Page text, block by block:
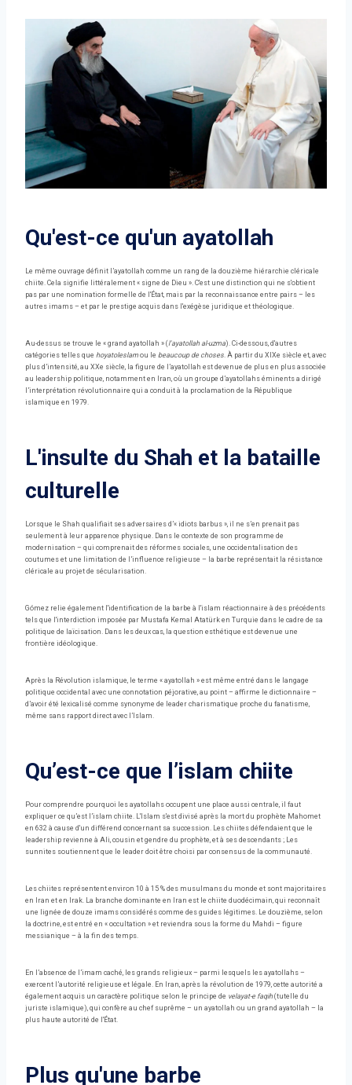
Qu'est-ce qu'un ayatollah
Le même ouvrage définit l’ayatollah comme un rang de la douzième hiérarchie cléricale
chiite. Cela signifie littéralement « signe de Dieu ». C'est une distinction qui ne s'obtient
pas par une nomination formelle de l'État, mais par la reconnaissance entre pairs – les
autres imams – et par le prestige acquis dans l'exégèse juridique et théologique.
Au-dessus se trouve le « grand ayatollah » ( l'ayatollah al-uzma). Ci-dessous, d'autres
catégories telles que hoyatoleslam ou le beaucoup de choses . À partir du XIXe siècle et, avec
plus d’intensité, au XXe siècle, la figure de l’ayatollah est devenue de plus en plus associée
au leadership politique, notamment en Iran, où un groupe d’ayatollahs éminents a dirigé
l’interprétation révolutionnaire qui a conduit à la proclamation de la République
islamique en 1979.
L'insulte du Shah et la bataille
culturelle
Lorsque le Shah qualifiait ses adversaires d’« idiots barbus », il ne s’en prenait pas
seulement à leur apparence physique. Dans le contexte de son programme de
modernisation – qui comprenait des réformes sociales, une occidentalisation des
coutumes et une limitation de l’influence religieuse – la barbe représentait la résistance
cléricale au projet de sécularisation.
Gómez relie également l'identification de la barbe à l'islam réactionnaire à des précédents
tels que l'interdiction imposée par Mustafa Kemal Atatürk en Turquie dans le cadre de sa
politique de laïcisation. Dans les deux cas, la question esthétique est devenue une
frontière idéologique.
Après la Révolution islamique, le terme « ayatollah » est même entré dans le langage
politique occidental avec une connotation péjorative, au point – affirme le dictionnaire –
d’avoir été lexicalisé comme synonyme de leader charismatique proche du fanatisme,
même sans rapport direct avec l’Islam.
Qu’est-ce que l’islam chiite
Pour comprendre pourquoi les ayatollahs occupent une place aussi centrale, il faut
expliquer ce qu’est l’islam chiite. L'Islam s'est divisé après la mort du prophète Mahomet
en 632 à cause d'un différend concernant sa succession. Les chiites défendaient que le
leadership revienne à Ali, cousin et gendre du prophète, et à ses descendants ; Les
sunnites soutiennent que le leader doit être choisi par consensus de la communauté.
Les chiites représentent environ 10 à 15 % des musulmans du monde et sont majoritaires
en Iran et en Irak. La branche dominante en Iran est le chiite duodécimain, qui reconnaît
une lignée de douze imams considérés comme des guides légitimes. Le douzième, selon
la doctrine, est entré en « occultation » et reviendra sous la forme du Mahdi – figure
messianique – à la fin des temps.
En l’absence de l’imam caché, les grands religieux – parmi lesquels les ayatollahs –
exercent l’autorité religieuse et légale. En Iran, après la révolution de 1979, cette autorité a
également acquis un caractère politique selon le principe de velayat-e faqih(tutelle du
juriste islamique), qui confère au chef suprême – un ayatollah ou un grand ayatollah – la
plus haute autorité de l'État.
Plus qu'une barbe